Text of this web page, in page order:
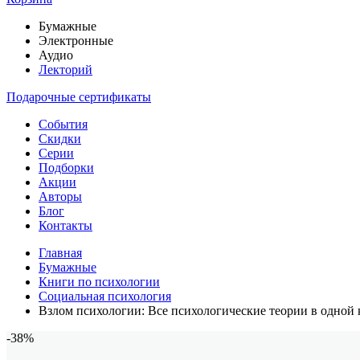
Бумажные
Электронные
Аудио
Лекторий
Подарочные сертификаты
События
Скидки
Серии
Подборки
Акции
Авторы
Блог
Контакты
Главная
Бумажные
Книги по психологии
Социальная психология
Взлом психологии: Все психологические теории в одной
-38%